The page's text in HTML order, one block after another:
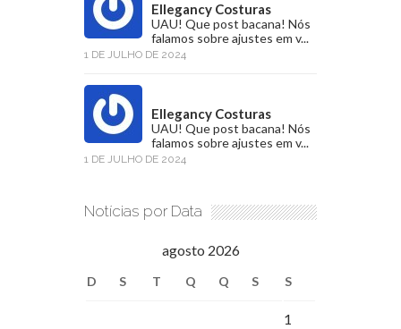
Ellegancy Costuras
UAU! Que post bacana! Nós
falamos sobre ajustes em v...
1 DE JULHO DE 2024
Ellegancy Costuras
UAU! Que post bacana! Nós
falamos sobre ajustes em v...
1 DE JULHO DE 2024
Notícias por Data
agosto 2026
D S T Q Q S S
1